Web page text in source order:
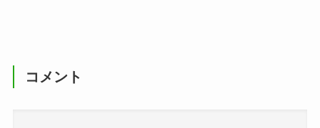
コメント